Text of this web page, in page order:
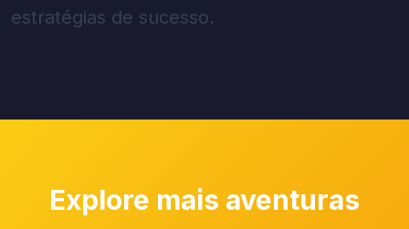
estratégias de sucesso.
Explore mais aventuras